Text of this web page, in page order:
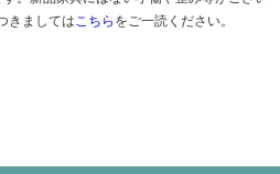
きましては こちら をご一読ください。